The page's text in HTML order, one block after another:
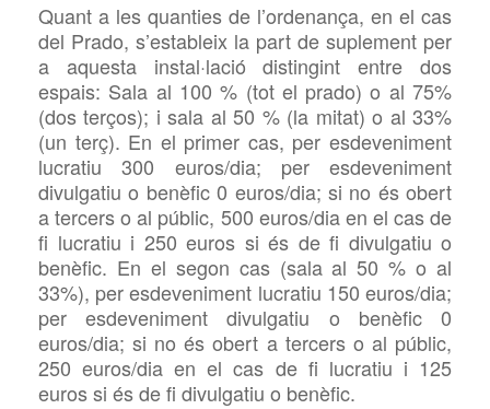
Quant a les quanties de l’ordenança, en el cas
del Prado, s’estableix la part de suplement per
a aquesta instal·lació distingint entre dos
espais: Sala al 100 % (tot el prado) o al 75%
(dos terços); i sala al 50 % (la mitat) o al 33%
(un terç). En el primer cas, per esdeveniment
lucratiu 300 euros/dia; per esdeveniment
divulgatiu o benèfic 0 euros/dia; si no és obert
a tercers o al públic, 500 euros/dia en el cas de
fi lucratiu i 250 euros si és de fi divulgatiu o
benèfic. En el segon cas (sala al 50 % o al
33%), per esdeveniment lucratiu 150 euros/dia;
per esdeveniment divulgatiu o benèfic 0
euros/dia; si no és obert a tercers o al públic,
250 euros/dia en el cas de fi lucratiu i 125
euros si és de fi divulgatiu o benèfic.